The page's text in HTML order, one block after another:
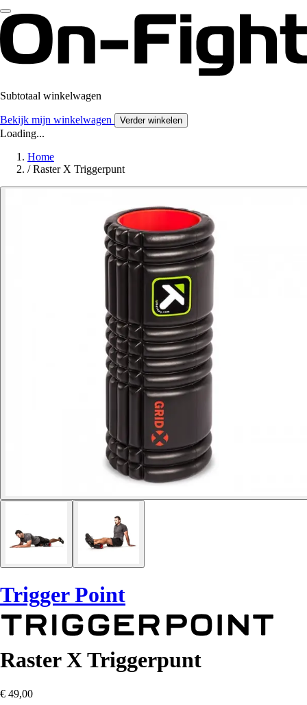
Subtotaal winkelwagen
Bekijk mijn winkelwagen Verder winkelen
Loading...
Home
/ Raster X Triggerpunt
Trigger Point
Raster X Triggerpunt
€ 49,00